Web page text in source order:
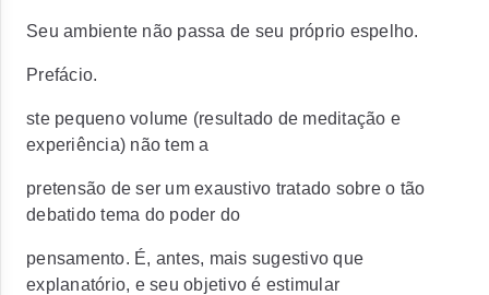
Seu ambiente não passa de seu próprio espelho.
Prefácio.
ste pequeno volume (resultado de meditação e
experiência) não tem a
pretensão de ser um exaustivo tratado sobre o tão
debatido tema do poder do
pensamento. É, antes, mais sugestivo que
explanatório, e seu objetivo é estimular